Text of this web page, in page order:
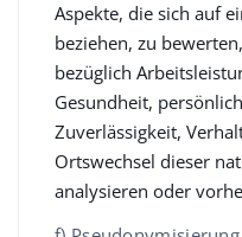
Aspekte, die sich auf
beziehen, zu
bezüglich
Gesundheit,
Zuverlässigkeit,
Ortswechsel dieser
analysieren oder